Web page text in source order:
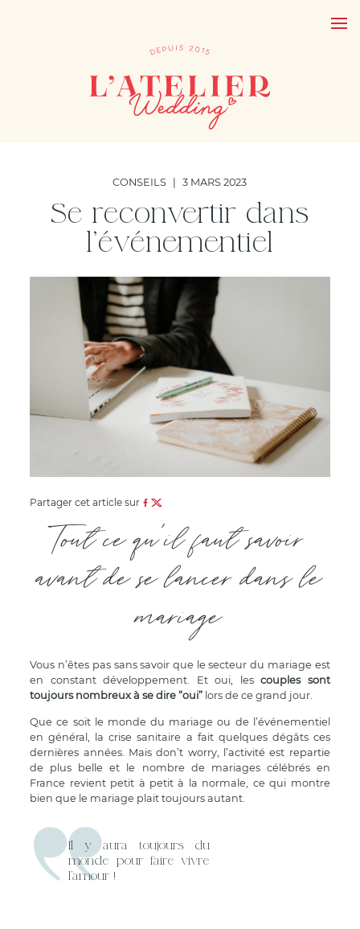
CONSEILS 3 MARS 2023
Se reconvertir dans
l’événementiel
Partager cet article sur
Tout ce qu'il faut savoir
avant de se lancer dans le
mariage
Vous n’êtes pas sans savoir que le secteur du mariage est
en constant développement. Et oui, lescouples sont
toujours nombreux à se dire “oui” lors de ce grand jour.
Que ce soit le monde du mariage ou de l’événementiel
en général, la crise sanitaire a fait quelques dégâts ces
dernières années. Mais don’t worry, l’activité est repartie
de plus belle et le nombre de mariages célébrés en
France revient petit à petit à la normale, ce qui montre
bien que le mariage plait toujours autant.
Il y aura toujours du
monde pour faire vivre
l’amour !